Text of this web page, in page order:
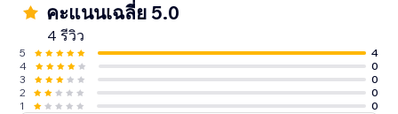
คะแนนเฉลี่ย 5.0
4 รีวิว
5
4
4
0
3
0
2
0
1
0